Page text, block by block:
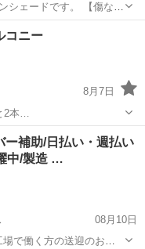
です。 【傷など
ト】開封のみ未使用で
コニー
8月7日
本…
コニー
ー補助/日払い・週払い
中/製造 …
08月10日
で働く方の送迎のお仕